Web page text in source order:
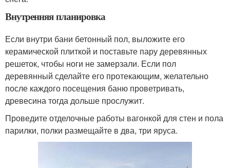
Внутренняя планировка
Если внутри бани бетонный пол, выложите его
керамической плиткой и поставьте пару деревянных
решеток, чтобы ноги не замерзали. Если пол
деревянный сделайте его протекающим, желательно
после каждого посещения баню проветривать,
древесина тогда дольше прослужит.
Проведите отделочные работы вагонкой для стен и пола
парилки, полки размещайте в два, три яруса.